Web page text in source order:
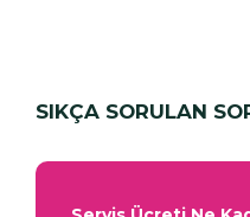
SIKÇA SORULAN